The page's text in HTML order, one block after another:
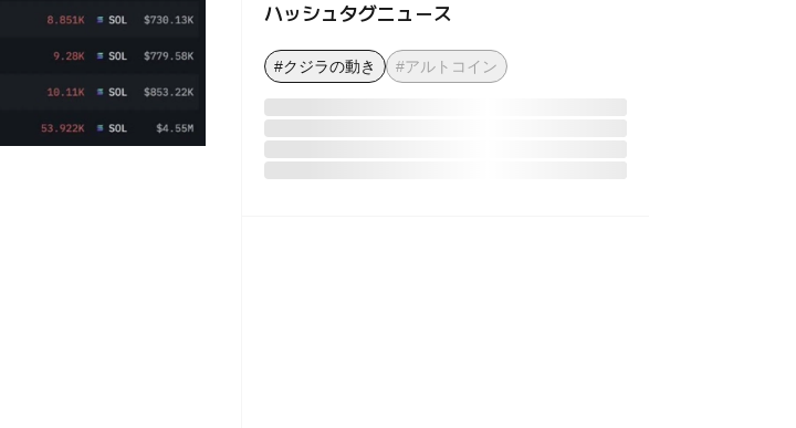
ハッシュタグニュース
#クジラの動き #アルトコイン